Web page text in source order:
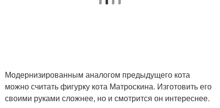
Модернизированным аналогом предыдущего кота
можно считать фигурку кота Матроскина. Изготовить его
своими руками сложнее, но и смотрится он интереснее.